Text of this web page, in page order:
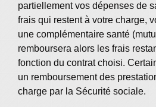
partiellement vos dépenses de
frais qui restent à votre charge,
une complémentaire santé
remboursera alors les frais
fonction du contrat choisi.
un remboursement des
charge par la Sécurité sociale.